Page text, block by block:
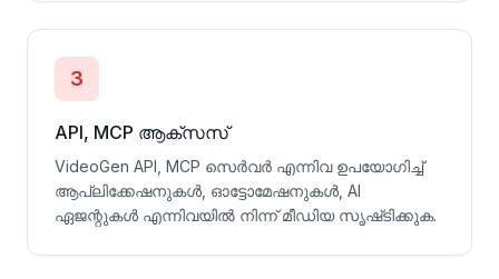
3
API, MCP ആക്സസ്
VideoGen API, MCP സെർവർ എന്നിവ ഉപയോഗിച്ച്
ആപ്ലിക്കേഷനുകൾ, ഓട്ടോമേഷനുകൾ, AI
ഏജന്റുകൾ എന്നിവയിൽ നിന്ന് മീഡിയ സൃഷ്‌ടിക്കുക.